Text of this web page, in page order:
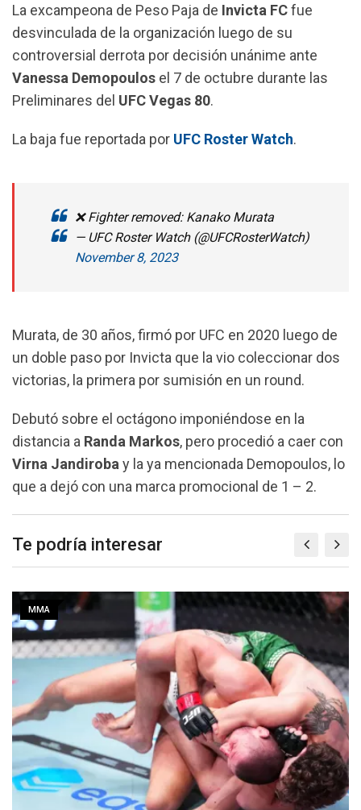
o
o
k
A
p
p
r
a
m
La excampeona de Peso Paja de Invicta FCfue
desvinculada de la organización luego de su
controversial derrota por decisión unánime ante
Vanessa Demopoulos el 7 de octubre durante las
Preliminares del UFC Vegas 80.
La baja fue reportada por UFC Roster Watch.
❌ Fighter removed: Kanako Murata
— UFC Roster Watch (@UFCRosterWatch)
November 8, 2023
Murata, de 30 años, firmó por UFC en 2020 luego de
un doble paso por Invicta que la vio coleccionar dos
victorias, la primera por sumisión en un round.
Debutó sobre el octágono imponiéndose en la
distancia a Randa Markos, pero procedió a caer con
Virna Jandiroba y la ya mencionada Demopoulos, lo
que a dejó con una marca promocional de 1 – 2.
Te podría interesar
MMA